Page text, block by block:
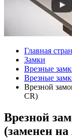
Главная
Замки
Врезные
Врезные
Врезной
CR)
Врезной
(заменен на